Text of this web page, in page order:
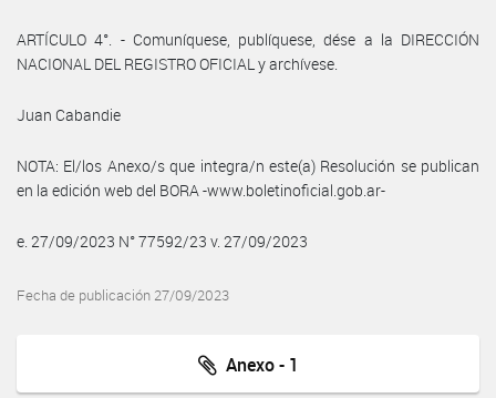
ARTÍCULO 4°. - Comuníquese, publíquese, dése a la DIRECCIÓN
NACIONAL DEL REGISTRO OFICIAL y archívese.
Juan Cabandie
NOTA: El/los Anexo/s que integra/n este(a) Resolución se publican
en la edición web del BORA -www.boletinoficial.gob.ar-
e. 27/09/2023 N° 77592/23 v. 27/09/2023
Fecha de publicación 27/09/2023
Anexo - 1